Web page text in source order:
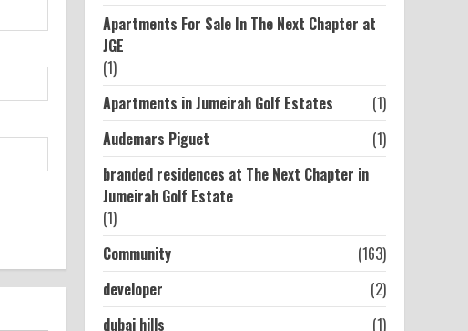
Apartments For Sale In The Next Chapter at
JGE
(1)
Apartments in Jumeirah Golf Estates
(1)
Audemars Piguet
(1)
branded residences at The Next Chapter in
Jumeirah Golf Estate
(1)
Community
(163)
developer
(2)
dubai hills
(1)